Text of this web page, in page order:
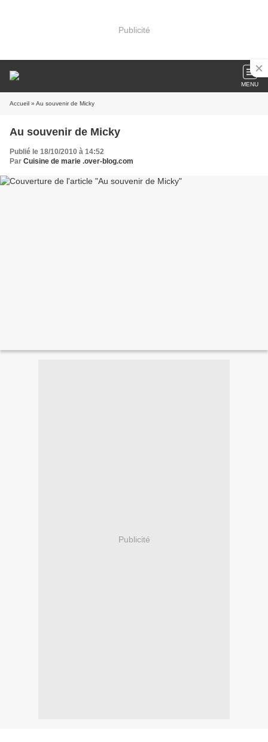
Publicité
MENU
Accueil » Au souvenir de Micky
Au souvenir de Micky
Publié le 18/10/2010 à 14:52
Par Cuisine de marie .over-blog.com
Publicité